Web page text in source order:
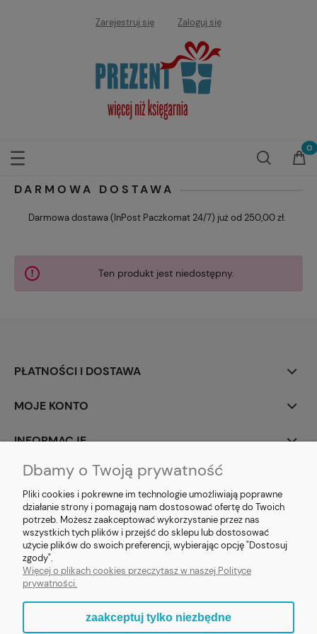
Zarejestruj się Zaloguj się
DARMOWA DOSTAWA
Darmowa dostawa (InPost Paczkomat 24/7) już od 250,00 zł.
Ten produkt jest niedostępny.
PŁATNOŚCI I DOSTAWA
MOJE KONTO
INFORMACJE
SOCIAL MEDIA
E-prezent.org|sprzedaz@e-prezent.org.pl| Tel.:511546060| NIP:
1133029322 | REGON: 388212193 | Skaryszewska 12, 03-802 Warszawa
© 2021 Księgarnia PREZENT
Dbamy o Twoją prywatność
Pliki cookies i pokrewne im technologie umożliwiają poprawne
działanie strony i pomagają nam dostosować ofertę do Twoich
potrzeb. Możesz zaakceptować wykorzystanie przez nas
wszystkich tych plików i przejść do sklepu lub dostosować
użycie plików do swoich preferencji, wybierając opcję "Dostosuj
zgody".
Więcej o plikach cookies przeczytasz w naszej Polityce
prywatności.
zaakceptuj tylko niezbędne